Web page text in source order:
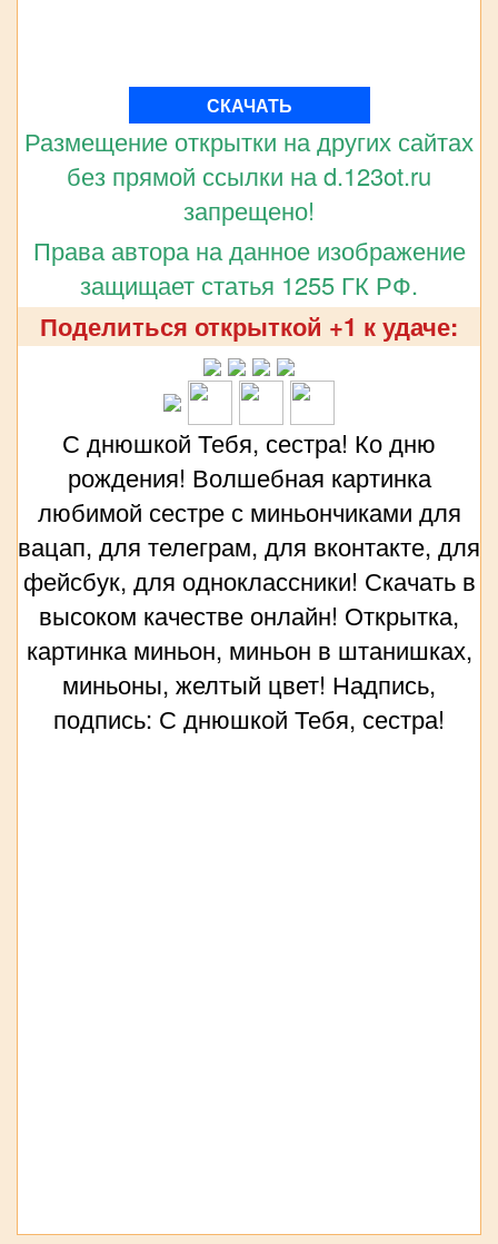
СКАЧАТЬ
Размещение открытки на других сайтах
без прямой ссылки на d.123ot.ru
запрещено!
Права автора на данное изображение
защищает статья 1255 ГК РФ.
Поделиться открыткой +1 к удаче:
С днюшкой Тебя, сестра! Ко дню
рождения! Волшебная картинка
любимой сестре с миньончиками для
вацап, для телеграм, для вконтакте, для
фейсбук, для одноклассники! Скачать в
высоком качестве онлайн! Открытка,
картинка миньон, миньон в штанишках,
миньоны, желтый цвет! Надпись,
подпись: С днюшкой Тебя, сестра!